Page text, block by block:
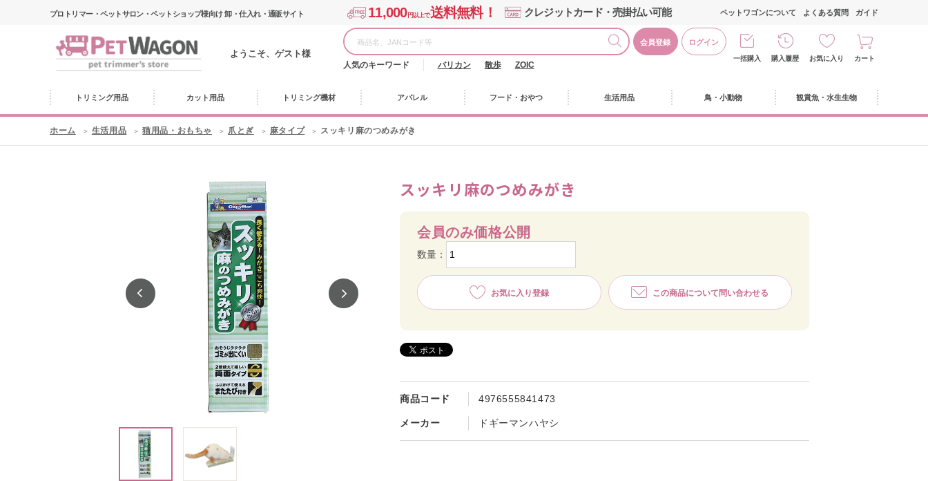
プロトリマー・ペットサロン・ペットショップ様向け 卸・仕入れ・通販サイト 11,000円以上で送料無料！ クレジットカード・売掛払い可能
ようこそ、ゲスト様
会員登録 ログイン
人気のキーワード バリカン 散歩 ZOIC
ペットワゴンについて よくある質問 ガイド
一括購入 購入履歴 お気に入り カート
トリミング用品 カット用品 トリミング機材 アパレル フード・おやつ 生活用品 鳥・小動物 観賞魚・水生生物
ホーム 生活用品 猫用品・おもちゃ 爪とぎ 麻タイプ スッキリ麻のつめみがき
スッキリ麻のつめみがき
商品コード 4976555841473
メーカー ドギーマンハヤシ
会員のみ価格公開
数量：
お気に入り登録 この商品について問い合わせる